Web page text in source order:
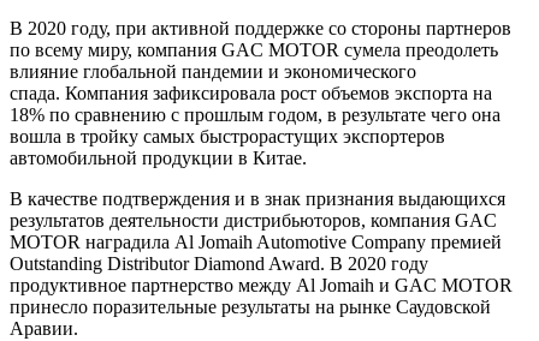
В 2020 году, при активной поддержке со стороны партнеров
по всему миру, компания GAC MOTOR сумела преодолеть
влияние глобальной пандемии и экономического
спада. Компания зафиксировала рост объемов экспорта на
18% по сравнению с прошлым годом, в результате чего она
вошла в тройку самых быстрорастущих экспортеров
автомобильной продукции в Китае.
В качестве подтверждения и в знак признания выдающихся
результатов деятельности дистрибьюторов, компания GAC
MOTOR наградила Al Jomaih Automotive Company премией
Outstanding Distributor Diamond Award. В 2020 году
продуктивное партнерство между Al Jomaih и GAC MOTOR
принесло поразительные результаты на рынке Саудовской
Аравии.